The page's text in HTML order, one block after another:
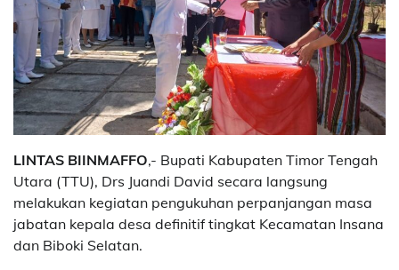
LINTAS BIINMAFFO,- Bupati Kabupaten Timor Tengah
Utara (TTU), Drs Juandi David secara langsung
melakukan kegiatan pengukuhan perpanjangan masa
jabatan kepala desa definitif tingkat Kecamatan Insana
dan Biboki Selatan.